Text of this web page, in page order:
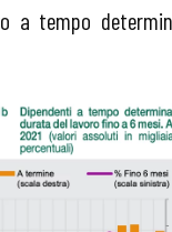
a tempo